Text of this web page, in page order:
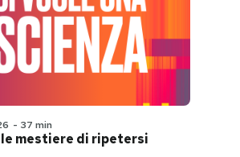
- 37 min
mestiere di ripetersi